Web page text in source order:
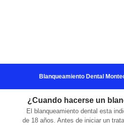
Blanqueamiento Dental
¿Cuando hacerse un
El blanqueamiento dental esta
de 18 años. Antes de iniciar un